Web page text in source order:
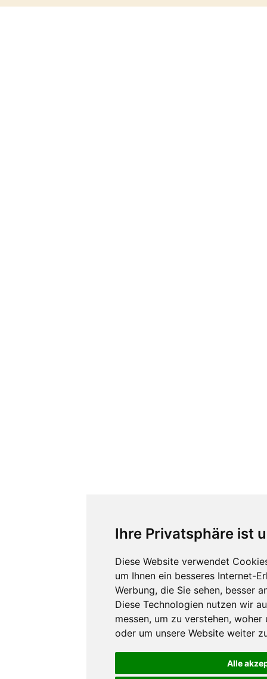
Ihre Privatsphäre ist
Diese Website verwendet
um Ihnen ein besseres Internet-
Werbung, die Sie sehen, besser
Diese Technologien nutzen wir
messen, um zu verstehen, woher
oder um unsere Website weiter
Alle